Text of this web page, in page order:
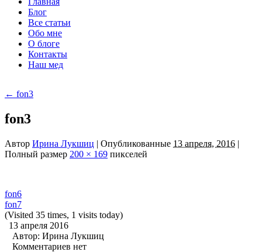
Блог
Все статьи
Обо мне
О блоге
Контакты
Наш мед
← fon3
fon3
Автор Ирина Лукшиц | Опубликованные 13 апреля, 2016 |
Полный размер 200 × 169 пикселей
fon6
fon7
(Visited 35 times, 1 visits today)
13 апреля 2016
Автор: Ирина Лукшиц
Комментариев нет